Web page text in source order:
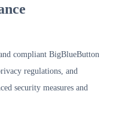
compliant BigBlueButton
regulations, and
security measures and